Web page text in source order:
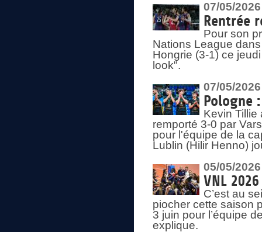
07/05/2026
Rentrée
Pour son
Nations League
Hongrie (3-1) ce
look".
07/05/2026
Pologne
Kevin Tillie
remporté 3-0 par
pour l'équipe de la
Lublin (Hilir Henno)
05/05/2026
VNL
C’est au
piocher cette saison
3 juin pour l’équipe
explique.